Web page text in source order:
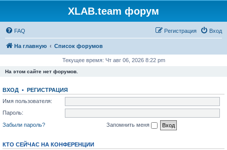
XLAB.team форум
FAQ Вход
Регистрация
На главную Список форумов
Текущее время: Чт авг 06, 2026 8:22 pm
На этом сайте нет форумов.
ВХОД • РЕГИСТРАЦИЯ
Имя пользователя:
Пароль:
Забыли пароль?
Запомнить меня
КТО СЕЙЧАС НА КОНФЕРЕНЦИИ